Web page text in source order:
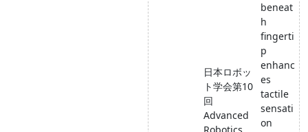
日本ロボッ
ト学会第10
回
Advanced
beneat
h
fingerti
p
enhanc
es
tactile
sensati
on